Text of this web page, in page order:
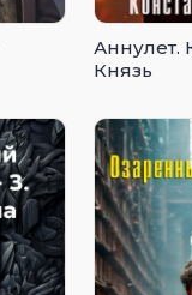
Аннулет.
Князь